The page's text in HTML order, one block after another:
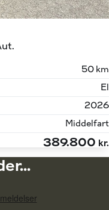
50 km
El
2026
Middelfart
389.800 kr.